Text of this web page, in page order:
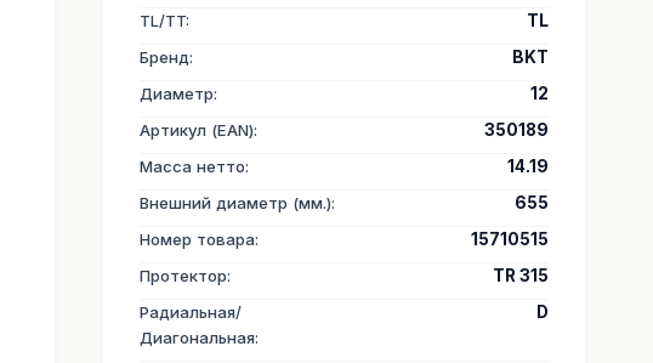
TL/TT:
TL
Бренд:
BKT
Диаметр:
12
Артикул (EAN):
350189
Масса нетто:
14.19
Внешний диаметр (мм.):
655
Номер товара:
15710515
Протектор:
TR 315
Радиальная/
Диагональная:
D